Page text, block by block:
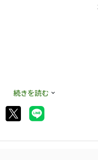
う。
続きを読む